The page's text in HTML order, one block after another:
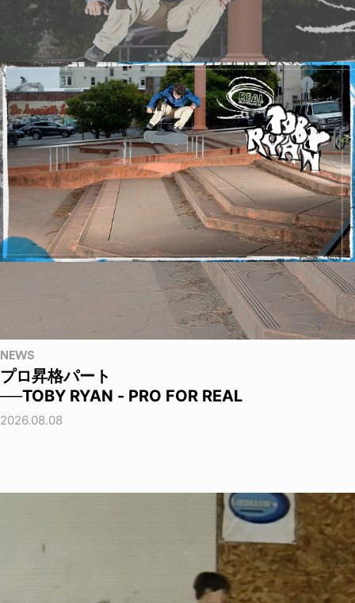
NEWS
プロ昇格パート
──TOBY RYAN - PRO FOR REAL
2026.08.08